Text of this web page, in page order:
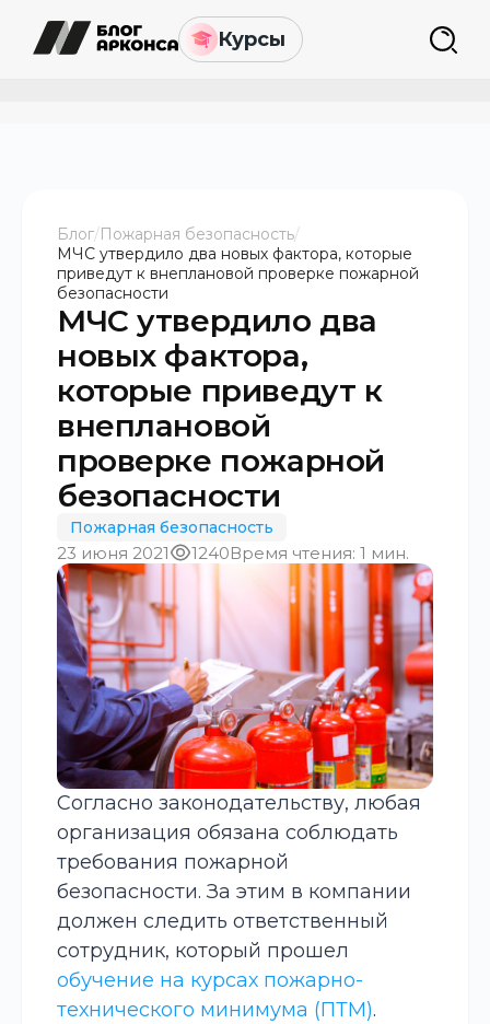
Курсы
Блог/Пожарная безопасность/
МЧС утвердило два новых фактора, которые
приведут к внеплановой проверке пожарной
безопасности
МЧС утвердило два
новых фактора,
которые приведут к
внеплановой
проверке пожарной
безопасности
Пожарная безопасность
23 июня 2021 1240Время чтения: 1 мин.
Согласно законодательству, любая
организация обязана соблюдать
требования пожарной
безопасности. За этим в компании
должен следить ответственный
сотрудник, который прошел
обучение на курсах пожарно-
технического минимума (ПТМ).